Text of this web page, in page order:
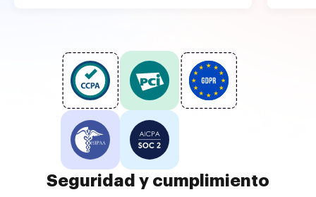
Seguridad y cumplimiento